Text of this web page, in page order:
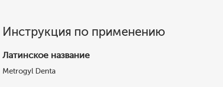
Инструкция по применению
Латинское название
Metrogyl Denta